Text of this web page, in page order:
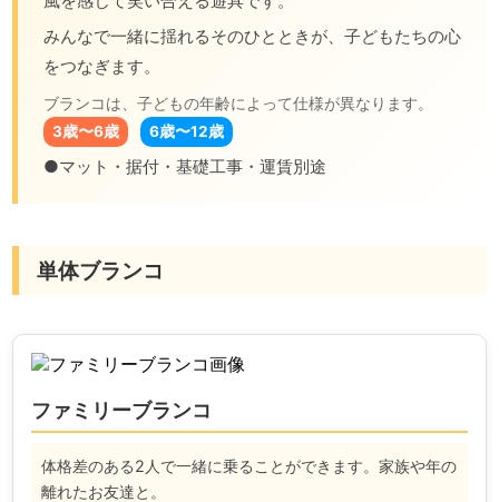
村
製
作
みんなで一緒に揺れるそのひとときが、子どもたちの心
をつなぎます。
ブランコは、子どもの年齢によって仕様が異なります。
3歳〜6歳
6歳〜12歳
●マット・据付・基礎工事・運賃別途
単体ブランコ
ファミリーブランコ
体格差のある2人で一緒に乗ることができます。家族や年の
離れたお友達と。